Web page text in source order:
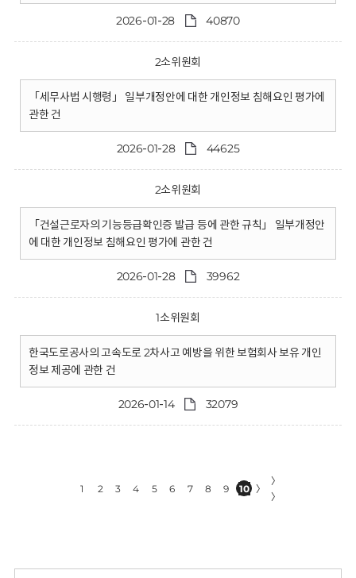
2026-01-28 40870
2소위원회
「세무사법 시행령」 일부개정안에 대한 개인정보 침해요인 평가에
관한 건
2026-01-28 44625
2소위원회
「건설근로자의 기능등급확인증 발급 등에 관한 규칙」 일부개정안
에 대한 개인정보 침해요인 평가에 관한 건
2026-01-28 39962
1소위원회
한국도로공사의 고속도로 2차사고 예방을 위한 보험회사 보유 개인
정보 제공에 관한 건
2026-01-14 32079
1 2 3 4 5 6 7 8 9 10 〉
〉
〉